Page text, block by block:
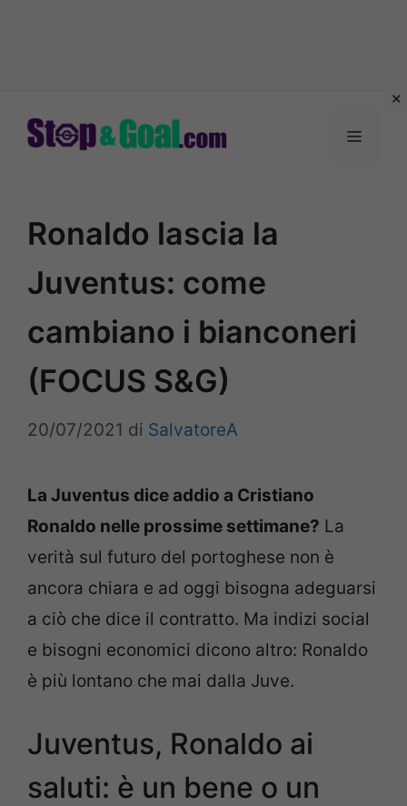
Menu
Ronaldo lascia la
Juventus: come
cambiano i bianconeri
(FOCUS S&G)
20/07/2021 di SalvatoreA
La Juventus dice addio a Cristiano
Ronaldo nelle prossime settimane? La
verità sul futuro del portoghese non è
ancora chiara e ad oggi bisogna adeguarsi
a ciò che dice il contratto. Ma indizi social
e bisogni economici dicono altro: Ronaldo
è più lontano che mai dalla Juve.
Juventus, Ronaldo ai
saluti: è un bene o un